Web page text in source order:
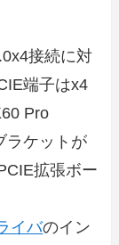
接続に対
端子はx4
Pro
ラケットが
拡張ボー
イバのイン